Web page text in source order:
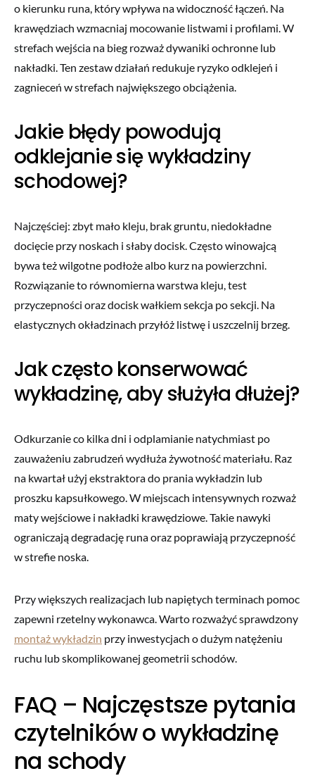
o kierunku runa, który wpływa na widoczność łączeń. Na
krawędziach wzmacniaj mocowanie listwami i profilami. W
strefach wejścia na bieg rozważ dywaniki ochronne lub
nakładki. Ten zestaw działań redukuje ryzyko odklejeń i
zagnieceń w strefach największego obciążenia.
Jakie błędy powodują
odklejanie się wykładziny
schodowej?
Najczęściej: zbyt mało kleju, brak gruntu, niedokładne
docięcie przy noskach i słaby docisk. Często winowajcą
bywa też wilgotne podłoże albo kurz na powierzchni.
Rozwiązanie to równomierna warstwa kleju, test
przyczepności oraz docisk wałkiem sekcja po sekcji. Na
elastycznych okładzinach przyłóż listwę i uszczelnij brzeg.
Jak często konserwować
wykładzinę, aby służyła dłużej?
Odkurzanie co kilka dni i odplamianie natychmiast po
zauważeniu zabrudzeń wydłuża żywotność materiału. Raz
na kwartał użyj ekstraktora do prania wykładzin lub
proszku kapsułkowego. W miejscach intensywnych rozważ
maty wejściowe i nakładki krawędziowe. Takie nawyki
ograniczają degradację runa oraz poprawiają przyczepność
w strefie noska.
Przy większych realizacjach lub napiętych terminach pomoc
zapewni rzetelny wykonawca. Warto rozważyć sprawdzony
montaż wykładzin przy inwestycjach o dużym natężeniu
ruchu lub skomplikowanej geometrii schodów.
FAQ – Najczęstsze pytania
czytelników o wykładzinę
na schody